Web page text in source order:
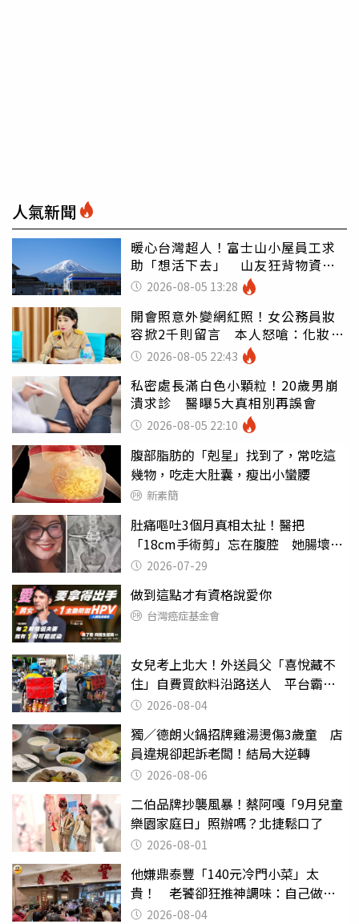
人氣新聞
暖心台灣超人！富士山小屋員工求
助「想活下去」 山友狂背物資上
山：台灣真的是寶島
2026-08-05 13:28
開會照意外變網紅照！女公務員妝
容掀2千則留言 本人怒嗆：化妝有
錯嗎2026-08-05 22:43
私密處長滿白色小顆粒！20歲男崩
潰求診 醫曝5大真相別再誤會
2026-08-05 22:10
腹部脂肪的「剋星」找到了，常吃這
幾物，吃走大肚囊，瘦出小蠻腰
新素簡
肚痛嘔吐3個月真相太扯！醫把
「18cm手術剪」忘在腹腔 她腸壞死
險喪命
2026-07-29
做到這點才有資格說愛你
台灣癌症基金會
女兒考上北大！外送員父「喜悅藏不
住」自費買飲料沿路送人 平台霸氣
幫付學費
2026-08-04
獨／德朗火鍋招牌雞湯燙傷3歲童 店
員違規卻起訴老闆！結局大逆轉
2026-08-06
二伯品牌抄襲風暴！蔡阿嘎「9月兒童
樂園家庭日」照辦嗎？北捷鬆口了
2026-08-01
他嫌鼎泰豐「140元冷門小菜」太
貴！ 老饕卻狂推神調味：自己做不
出來2026-08-04